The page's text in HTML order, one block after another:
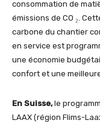
consommation de
émissions de CO ₂.
carbone du chantier
en service est
une économie
confort et une
En Suisse,le
LAAX (région Flims-